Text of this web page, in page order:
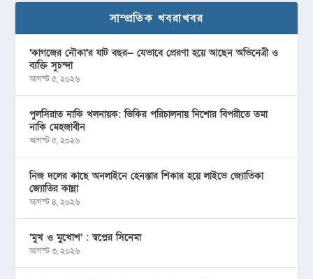
সাম্প্রতিক খবরাখবর
‘কাগজের নৌকা’র ষাট বছর— যেভাবে প্রেরণা হয়ে আছেন অভিনেত্রী ও
ব্যক্তি সুচন্দা
আগস্ট ৫, ২০২৬
পুলসিরাত নাকি খলনায়ক: ভিকির পরিচালনায় নিশোর বিপরীতে তমা
নাকি মেহজাবীন
আগস্ট ৫, ২০২৬
নিজ দলের কাছে অনলাইনে হেনস্তার শিকার হয়ে লাইভে জ্যোতিকা
জ্যোতির কান্না
আগস্ট ৪, ২০২৬
‘মুখ ও মু্খোশ’ : স্বপ্নের সিনেমা
আগস্ট ৩, ২০২৬